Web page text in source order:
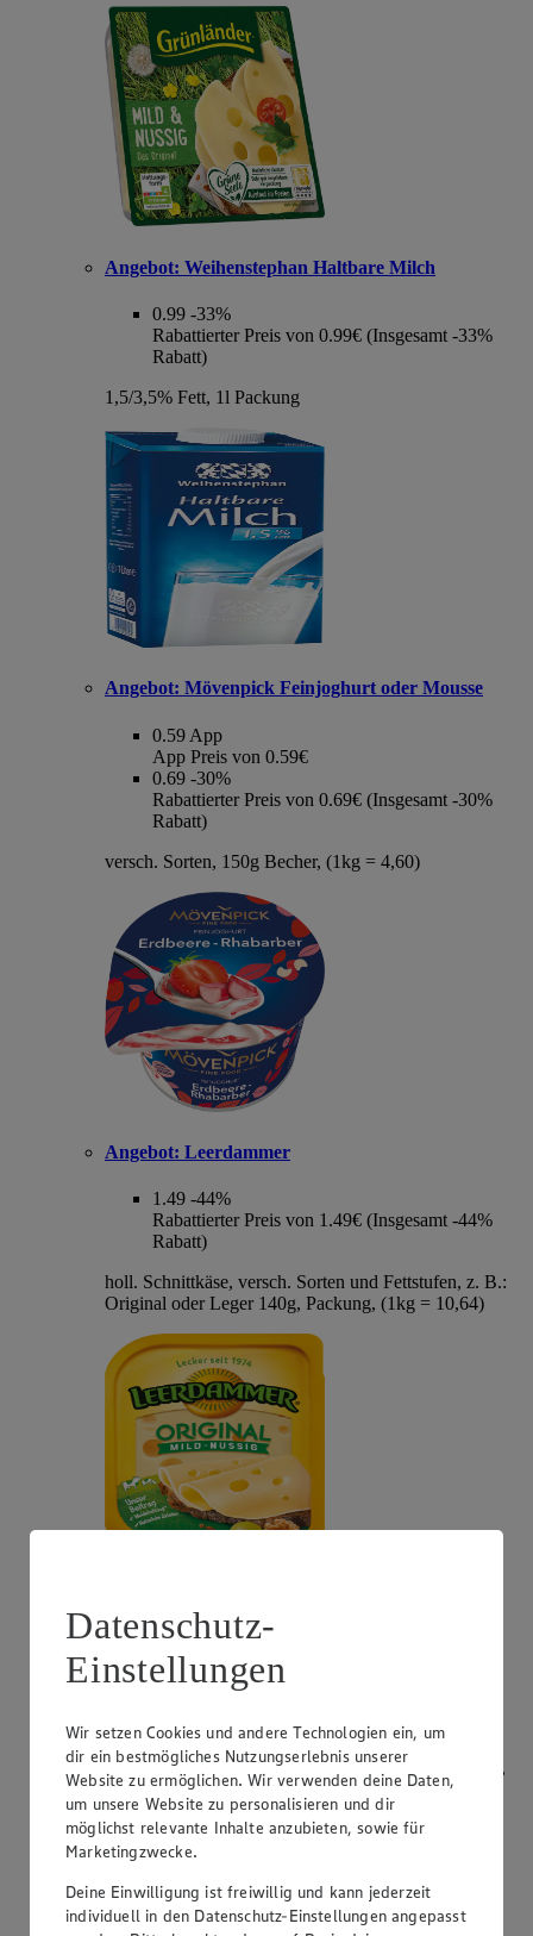
Angebot: Weihenstephan Haltbare Milch
0.99 -33%
Rabattierter Preis von 0.99€ (Insgesamt -33%
Rabatt)
1,5/3,5% Fett, 1l Packung
Angebot: Mövenpick Feinjoghurt oder Mousse
0.59 App
App Preis von 0.59€
0.69 -30%
Rabattierter Preis von 0.69€ (Insgesamt -30%
Rabatt)
versch. Sorten, 150g Becher, (1kg = 4,60)
Angebot: Leerdammer
1.49 -44%
Rabattierter Preis von 1.49€ (Insgesamt -44%
Rabatt)
holl. Schnittkäse, versch. Sorten und Fettstufen, z. B.:
Original oder Leger 140g, Packung, (1kg = 10,64)
0.99App
App Preis von 0.99€
1.11 -53%
Rabatt)
Frischkäsezubereitung, versch. Sorten und Fettstufen,
120/150g Packung/Becher, (1kg = 9,25/7,40)
Datenschutz-
Einstellungen
Wir setzen Cookies und andere Technologien ein, um
dir ein bestmögliches Nutzungserlebnis unserer
Website zu ermöglichen. Wir verwenden deine Daten,
um unsere Website zu personalisieren und dir
möglichst relevante Inhalte anzubieten, sowie für
Marketingzwecke.
Deine Einwilligung ist freiwillig und kann jederzeit
individuell in den Datenschutz-Einstellungen angepasst